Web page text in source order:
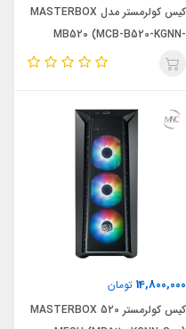
کیس کولرمستر مدل MASTERBOX
MB520 (MCB-B520-KGNN-
RGA)
14,800,000 تومان
کیس کولرمستر MASTERBOX 520